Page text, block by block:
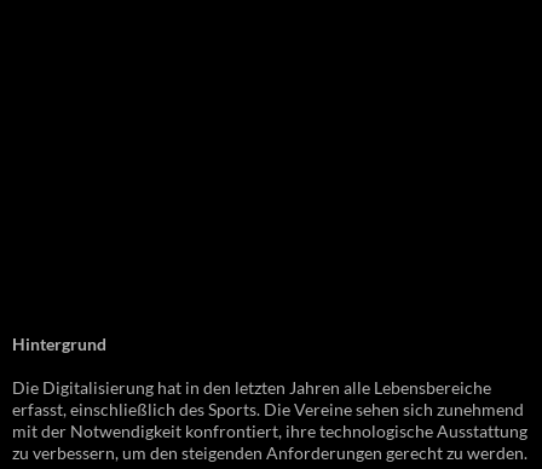
Hintergrund
Die Digitalisierung hat in den letzten Jahren alle Lebensbereiche
erfasst, einschließlich des Sports. Die Vereine sehen sich zunehmend
mit der Notwendigkeit konfrontiert, ihre technologische Ausstattung
zu verbessern, um den steigenden Anforderungen gerecht zu werden.